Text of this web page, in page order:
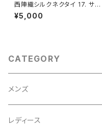
西陣織シルクネクタイ 17. サク
セス ブル・レジメンタルストライ
プ柄 - FORTUNA Tokyo レン
¥5,000
CATEGORY
メンズ
ネクタイ・ボウタイ・チーフ
レディース